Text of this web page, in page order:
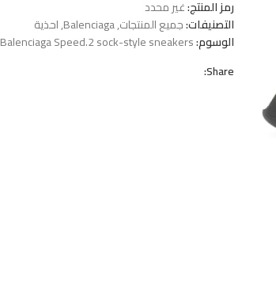
رمز المنتج:غير محدد
التصنيفات:جميع المنتجات,
Balenciaga
,احذية
الوسوم:Balenciaga Speed.2 sock-style sneakers
Share: